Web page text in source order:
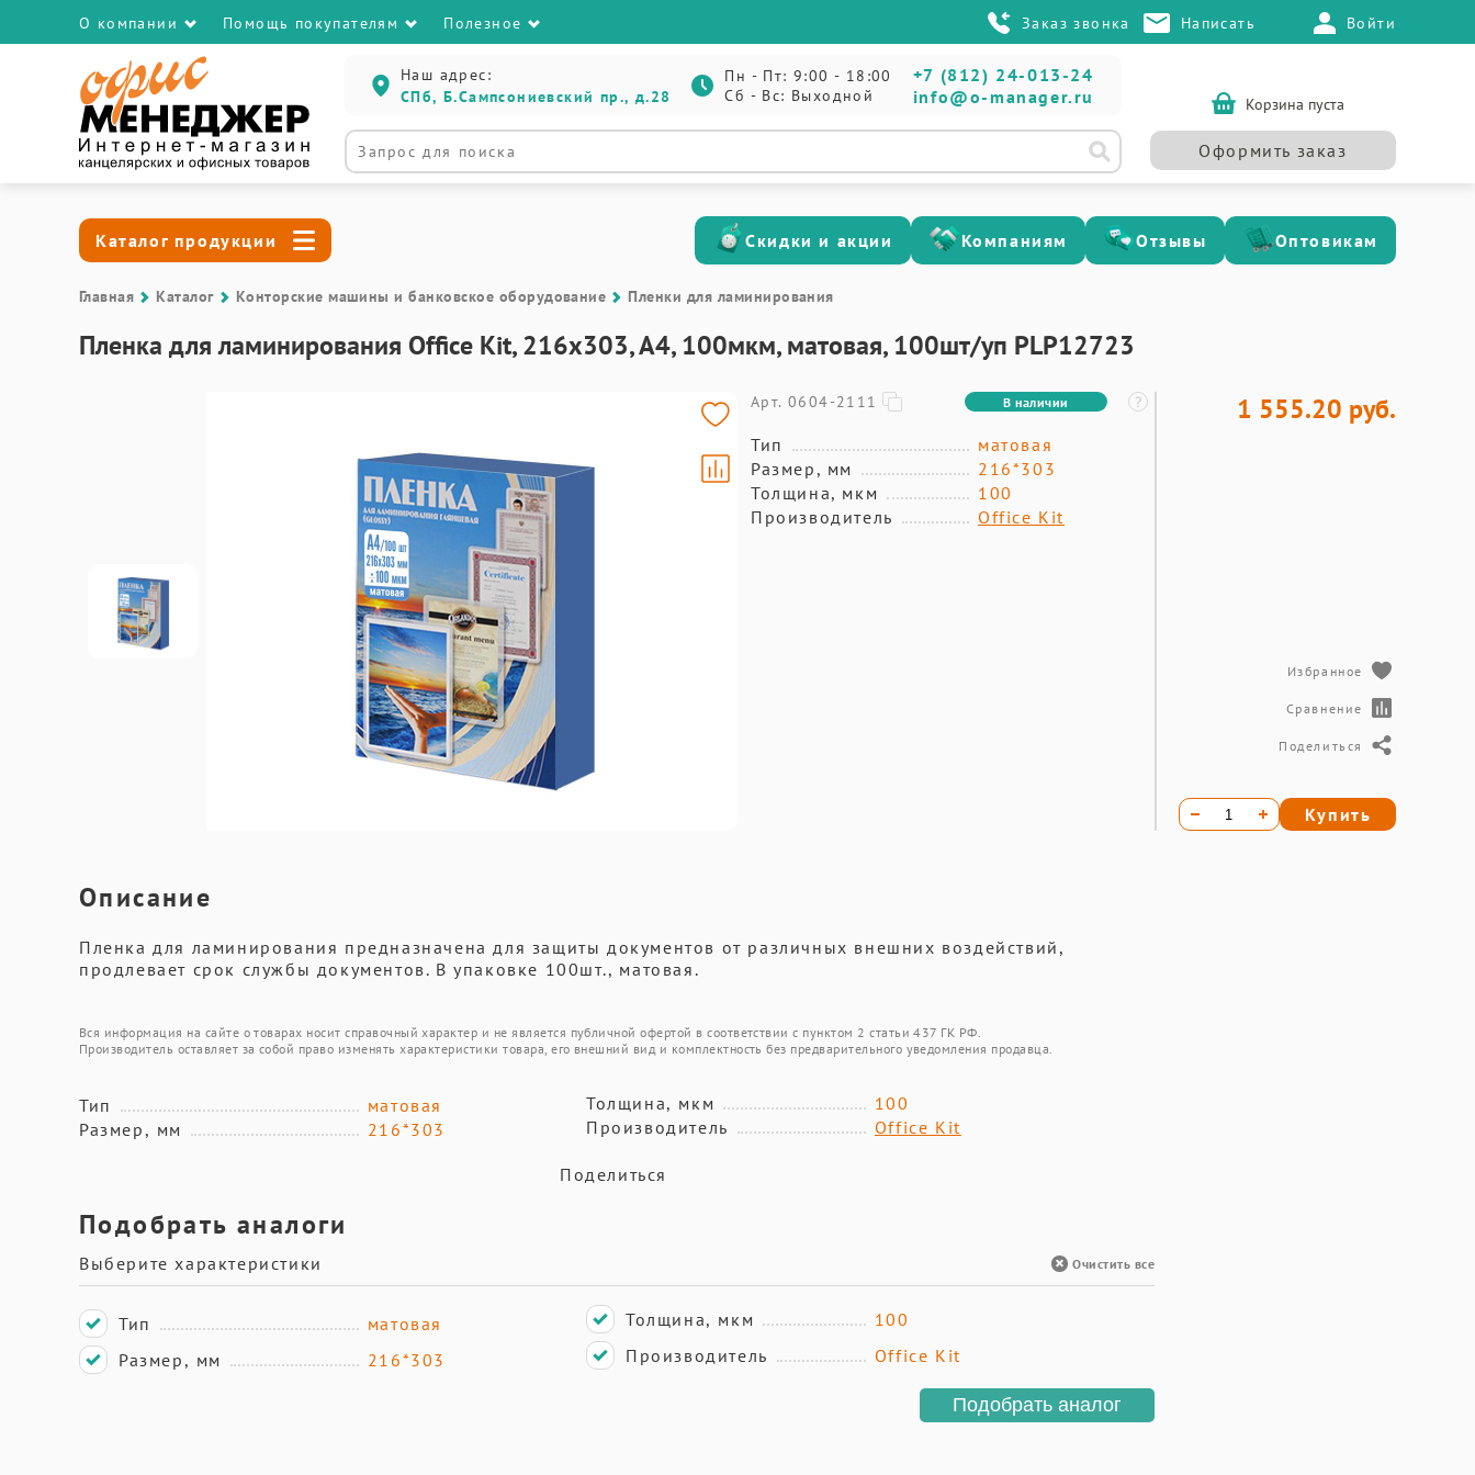
О компании Помощь покупателям Полезное Заказ звонка Написать Войти
Наш адрес:
СПб, Б.Сампсониевский пр., д.28
Пн - Пт: 9:00 - 18:00
Сб - Вс: Выходной
+7 (812) 24-013-24
info@o-manager.ru
Корзина пуста
Оформить заказ
Каталог продукции Скидки и акции Компаниям Отзывы Оптовикам
Главная Каталог Контоpские машины и банковское оборудование Пленки для ламинирования
Пленка для ламинирования Office Kit, 216х303, А4, 100мкм, матовая, 100шт/уп PLP12723
Арт. 0604-2111 В наличии
Тип
матовая
Размер, мм
216*303
Толщина, мкм
100
Производитель
Office Kit
Описание
Пленка для ламинирования предназначена для защиты документов от различных внешних воздействий,
продлевает срок службы документов. В упаковке 100шт., матовая.
Вся информация на сайте о товарах носит справочный характер и не является публичной офертой в соответствии с пунктом 2 статьи 437 ГК РФ.
Производитель оставляет за собой право изменять характеристики товара, его внешний вид и комплектность без предварительного уведомления продавца.
Тип
матовая
Размер, мм
216*303
Толщина, мкм
100
Производитель
Office Kit
Поделиться
Подобрать аналоги
Выберите характеристики Очистить все
Тип
матовая
Размер, мм
216*303
Толщина, мкм
100
Производитель
Office Kit
Подобрать аналог
1 555.20 руб.
Избранное
Сравнение
Поделиться
Купить